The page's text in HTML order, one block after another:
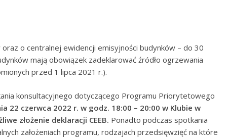
o centralnej ewidencji emisyjności budynków – do 30
mają obowiązek zadeklarować źródło ogrzewania
przed 1 lipca 2021 r.).
konsultacyjnego dotyczącego Programu Priorytetowego
22 czerwca 2022 r. w godz. 18:00 – 20:00 w Klubie w
złożenie deklaracji CEEB. Ponadto podczas spotkania
założeniach programu, rodzajach przedsięwzięć na które